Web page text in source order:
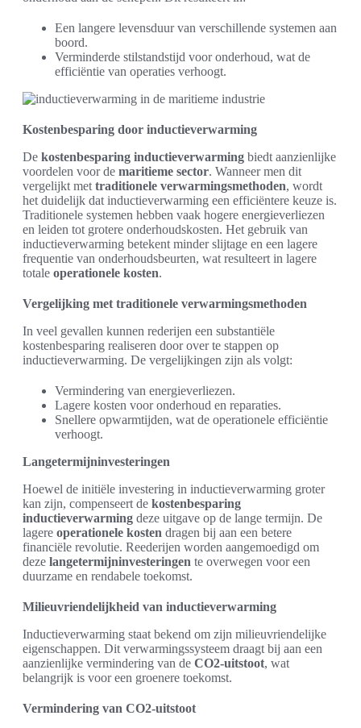
Een langere levensduur van verschillende systemen aan
boord.
Verminderde stilstandstijd voor onderhoud, wat de
efficiëntie van operaties verhoogt.
Kostenbesparing door inductieverwarming
De kostenbesparing inductieverwarming biedt aanzienlijke
voordelen voor de maritieme sector. Wanneer men dit
vergelijkt met traditionele verwarmingsmethoden, wordt
het duidelijk dat inductieverwarming een efficiëntere keuze is.
Traditionele systemen hebben vaak hogere energieverliezen
en leiden tot grotere onderhoudskosten. Het gebruik van
inductieverwarming betekent minder slijtage en een lagere
frequentie van onderhoudsbeurten, wat resulteert in lagere
totale operationele kosten.
Vergelijking met traditionele verwarmingsmethoden
In veel gevallen kunnen rederijen een substantiële
kostenbesparing realiseren door over te stappen op
inductieverwarming. De vergelijkingen zijn als volgt:
Vermindering van energieverliezen.
Lagere kosten voor onderhoud en reparaties.
Snellere opwarmtijden, wat de operationele efficiëntie
verhoogt.
Langetermijninvesteringen
Hoewel de initiële investering in inductieverwarming groter
kan zijn, compenseert de kostenbesparing
inductieverwarming deze uitgave op de lange termijn. De
lagere operationele kosten dragen bij aan een betere
financiële revolutie. Reederijen worden aangemoedigd om
deze langetermijninvesteringen te overwegen voor een
duurzame en rendabele toekomst.
Milieuvriendelijkheid van inductieverwarming
Inductieverwarming staat bekend om zijn milieuvriendelijke
eigenschappen. Dit verwarmingssysteem draagt bij aan een
aanzienlijke vermindering van de CO2-uitstoot, wat
belangrijk is voor een groenere toekomst.
Vermindering van CO2-uitstoot